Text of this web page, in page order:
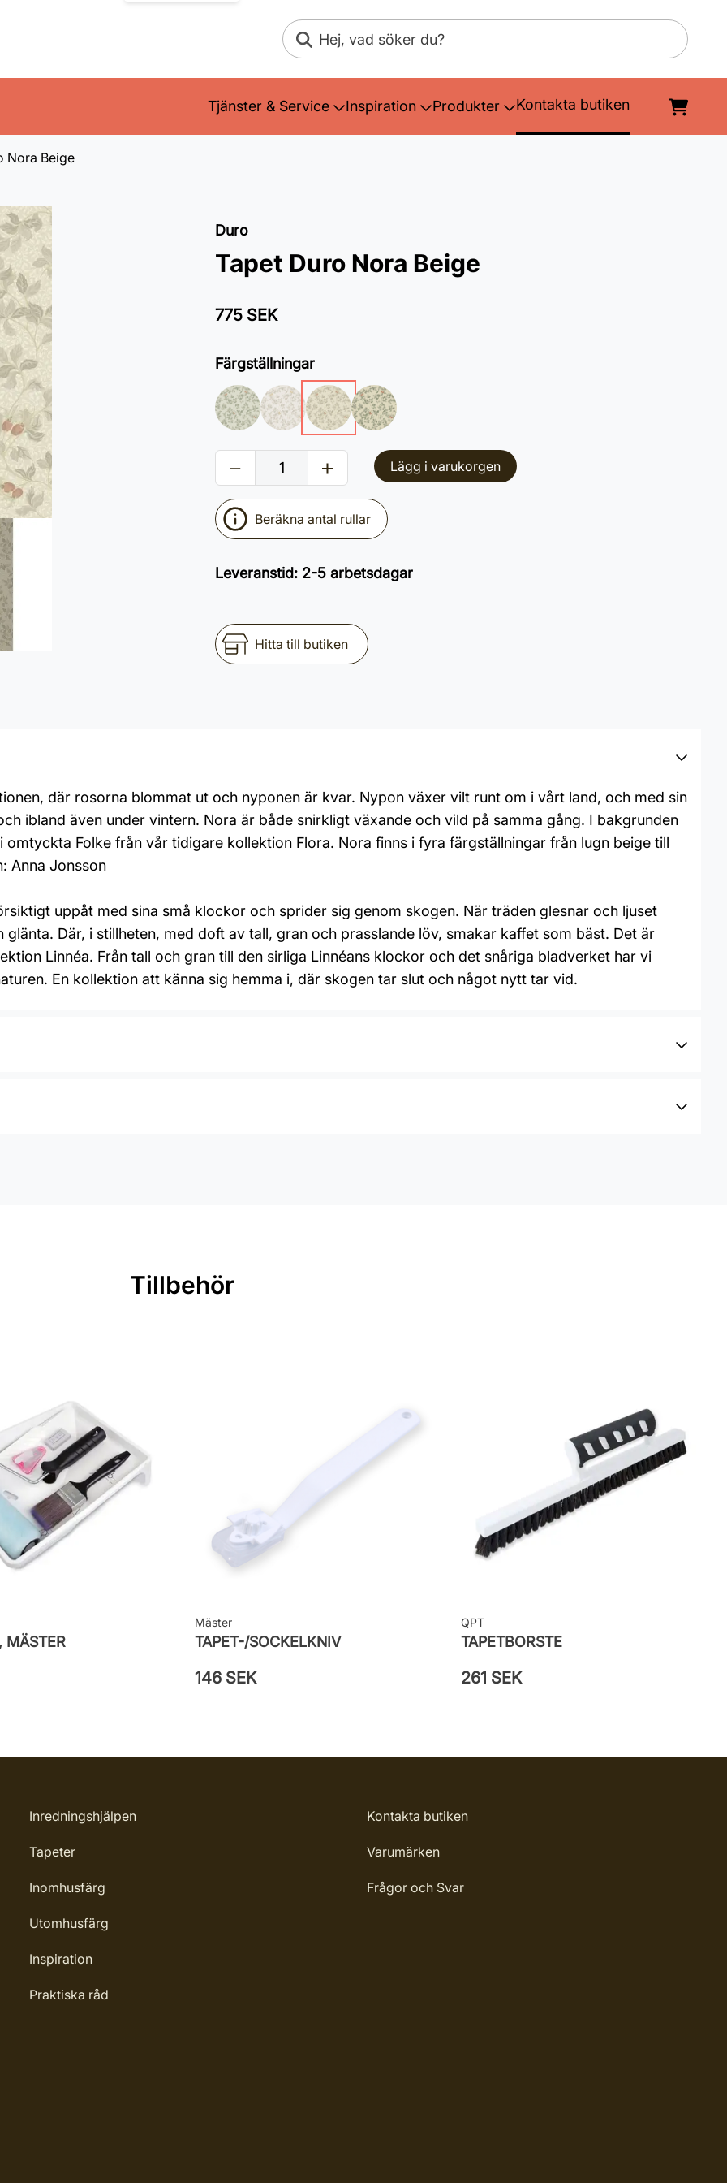
Sök
Tjänster & Service Inspiration Produkter Kontakta butiken
Nora Beige
Duro
Tapet Duro Nora Beige
775 SEK
Färgställningar
Lägg i varukorgen
Beräkna antal rullar
Leveranstid: 2-5 arbetsdagar
Hitta till butiken
där rosorna blommat ut och nyponen är kvar. Nypon växer vilt runt om i vårt land, och med sin
ibland även under vintern. Nora är både snirkligt växande och vild på samma gång. I bakgrunden
Folke från vår tidigare kollektion Flora. Nora finns i fyra färgställningar från lugn beige till
Anna Jonsson
uppåt med sina små klockor och sprider sig genom skogen. När träden glesnar och ljuset
Där, i stillheten, med doft av tall, gran och prasslande löv, smakar kaffet som bäst. Det är
Linnéa. Från tall och gran till den sirliga Linnéans klockor och det snåriga bladverket har vi
En kollektion att känna sig hemma i, där skogen tar slut och något nytt tar vid.
Tillbehör
MÄSTER
Mäster
TAPET-/SOCKELKNIV
146 SEK
QPT
TAPETBORSTE
261 SEK
Inredningshjälpen
Tapeter
Inomhusfärg
Utomhusfärg
Inspiration
Praktiska råd
Kontakta butiken
Varumärken
Frågor och Svar